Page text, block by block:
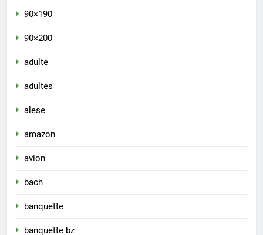
90×190
90×200
adulte
adultes
alese
amazon
avion
bach
banquette
banquette bz